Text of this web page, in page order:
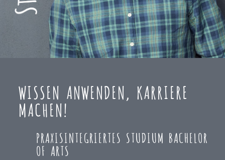
WISSEN ANWENDEN, KARRIERE
MACHEN!
PRAXISINTEGRIERTES STUDIUM BACHELOR
OF ARTS